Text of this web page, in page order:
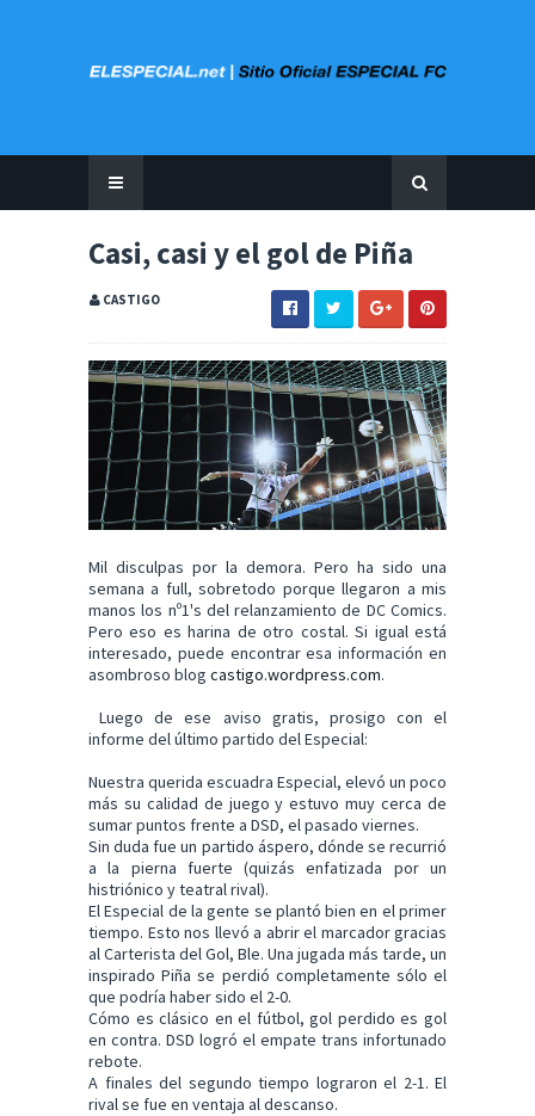
Casi, casi y el gol de Piña
CASTIGO
Mil disculpas por la demora. Pero ha sido una
semana a full, sobretodo porque llegaron a mis
manos los nº1's del relanzamiento de DC Comics.
Pero eso es harina de otro costal. Si igual está
interesado, puede encontrar esa información en
asombroso blog castigo.wordpress.com.
Luego de ese aviso gratis, prosigo con el
informe del último partido del Especial:
Nuestra querida escuadra Especial, elevó un poco
más su calidad de juego y estuvo muy cerca de
sumar puntos frente a DSD, el pasado viernes.
Sin duda fue un partido áspero, dónde se recurrió
a la pierna fuerte (quizás enfatizada por un
histriónico y teatral rival).
El Especial de la gente se plantó bien en el primer
tiempo. Esto nos llevó a abrir el marcador gracias
al Carterista del Gol, Ble. Una jugada más tarde, un
inspirado Piña se perdió completamente sólo el
que podría haber sido el 2-0.
Cómo es clásico en el fútbol, gol perdido es gol
en contra. DSD logró el empate trans infortunado
rebote.
A finales del segundo tiempo lograron el 2-1. El
rival se fue en ventaja al descanso.